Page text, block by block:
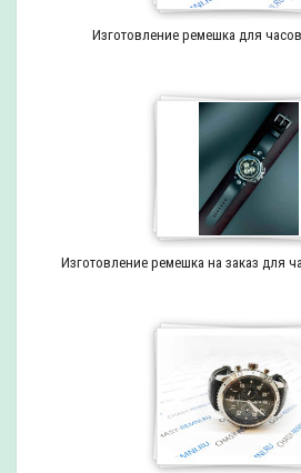
Изготовление ремешка для
Изготовление ремешка на заказ для